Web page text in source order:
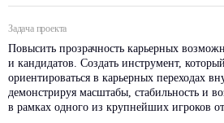
Задача проекта
Повысить прозрачность карьерных
и кандидатов. Создать инструмент,
ориентироваться в карьерных переходах
демонстрируя масштабы, стабильность и
в рамках одного из крупнейших игроков